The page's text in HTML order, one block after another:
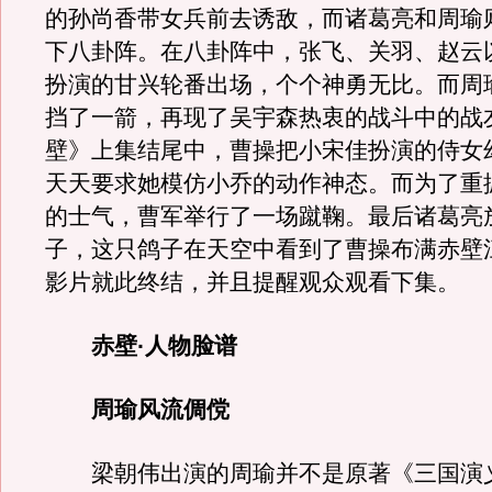
的孙尚香带女兵前去诱敌，而诸葛亮和周瑜
下八卦阵。在八卦阵中，张飞、关羽、赵云
扮演的甘兴轮番出场，个个神勇无比。而周
挡了一箭，再现了吴宇森热衷的战斗中的战
壁》上集结尾中，曹操把小宋佳扮演的侍女
天天要求她模仿小乔的动作神态。而为了重
的士气，曹军举行了一场蹴鞠。最后诸葛亮
子，这只鸽子在天空中看到了曹操布满赤壁
影片就此终结，并且提醒观众观看下集。
赤壁·人物脸谱
周瑜风流倜傥
梁朝伟出演的周瑜并不是原著《三国演